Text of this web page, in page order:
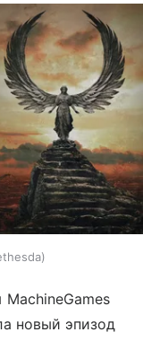
новый эпизод